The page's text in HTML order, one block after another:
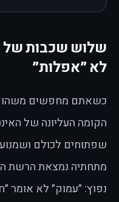
שלוש שכבות של
לא ״אפלות״
כשאתם מחפשים משהו
הקומה העליונה של
שפתוחים לכולם
מתחתיה נמצאת הרשת
נפוץ: ״עמוק״ לא אומר